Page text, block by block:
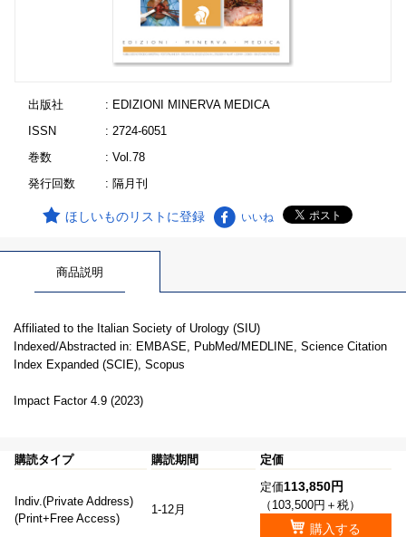
出版社
: EDIZIONI MINERVA MEDICA
ISSN
: 2724-6051
巻数
: Vol.78
発行回数
: 隔月刊
ほしいものリストに登録 いいね
商品説明
Affiliated to the Italian Society of Urology (SIU)
Indexed/Abstracted in: EMBASE, PubMed/MEDLINE, Science Citation
Index Expanded (SCIE), Scopus
Impact Factor 4.9 (2023)
購読タイプ 購読期間 定価
Indiv.(Private Address)
(Print+Free Access)
1-12月
定価113,850円
（103,500円＋税）
購入する